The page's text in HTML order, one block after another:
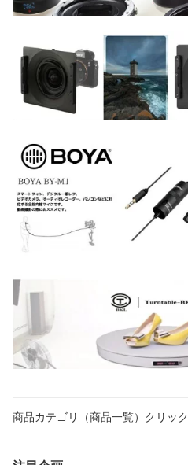
商品カテゴリ（商品一覧）クリック